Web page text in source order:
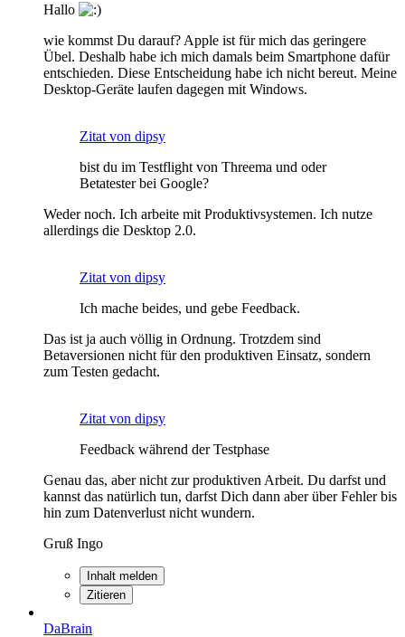
Hallo
wie kommst Du darauf? Apple ist für mich das geringere
Übel. Deshalb habe ich mich damals beim Smartphone dafür
entschieden. Diese Entscheidung habe ich nicht bereut. Meine
Desktop-Geräte laufen dagegen mit Windows.
Zitat von dipsy
bist du im Testflight von Threema und oder
Betatester bei Google?
Weder noch. Ich arbeite mit Produktivsystemen. Ich nutze
allerdings die Desktop 2.0.
Zitat von dipsy
Ich mache beides, und gebe Feedback.
Das ist ja auch völlig in Ordnung. Trotzdem sind
Betaversionen nicht für den produktiven Einsatz, sondern
zum Testen gedacht.
Zitat von dipsy
Feedback während der Testphase
Genau das, aber nicht zur produktiven Arbeit. Du darfst und
kannst das natürlich tun, darfst Dich dann aber über Fehler bis
hin zum Datenverlust nicht wundern.
Gruß Ingo
Inhalt melden
Zitieren
DaBrain